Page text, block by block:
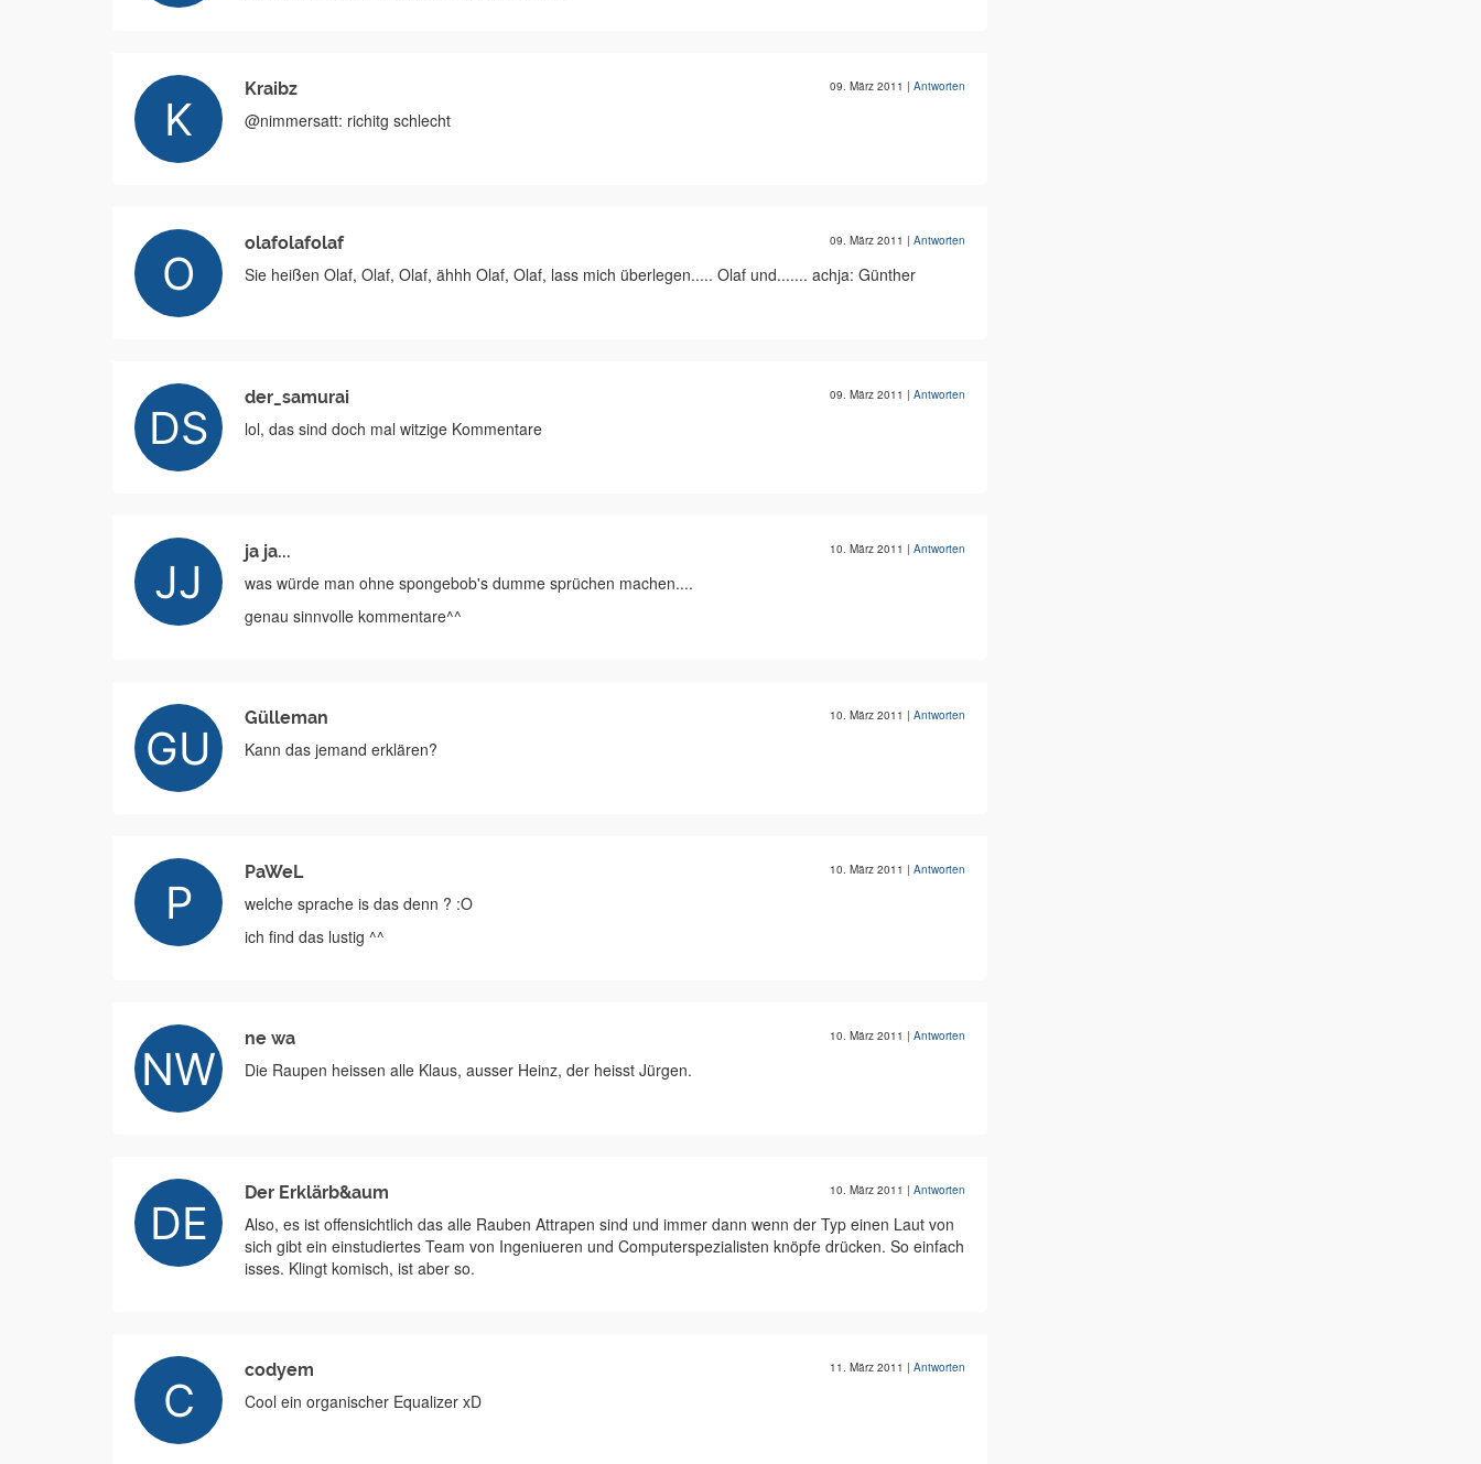
Kraibz 09. März 2011 | Antworten
@nimmersatt: richitg schlecht
olafolafolaf 09. März 2011 | Antworten
Sie heißen Olaf, Olaf, Olaf, ähhh Olaf, Olaf, lass mich überlegen..... Olaf und....... achja: Günther
der_samurai 09. März 2011 | Antworten
lol, das sind doch mal witzige Kommentare
ja ja... 10. März 2011 | Antworten
was würde man ohne spongebob's dumme sprüchen machen....
genau sinnvolle kommentare^^
Gülleman 10. März 2011 | Antworten
Kann das jemand erklären?
PaWeL 10. März 2011 | Antworten
welche sprache is das denn ? :O
ich find das lustig ^^
ne wa 10. März 2011 | Antworten
Die Raupen heissen alle Klaus, ausser Heinz, der heisst Jürgen.
Der Erklärb&aum 10. März 2011 | Antworten
Also, es ist offensichtlich das alle Rauben Attrapen sind und immer dann wenn der Typ einen Laut von
sich gibt ein einstudiertes Team von Ingeniueren und Computerspezialisten knöpfe drücken. So einfach
isses. Klingt komisch, ist aber so.
codyem 11. März 2011 | Antworten
Cool ein organischer Equalizer xD